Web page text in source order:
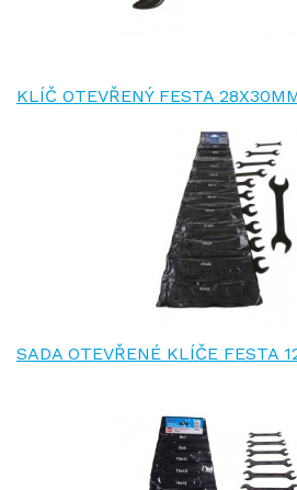
KLÍČ OTEVŘENÝ FESTA
SADA OTEVŘENÉ KLÍČE FESTA